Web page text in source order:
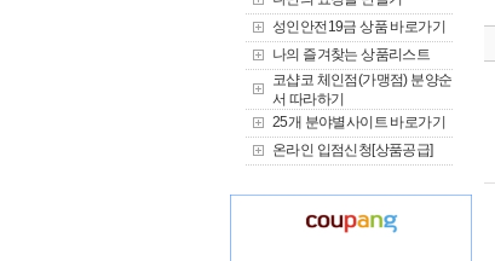
성인안전19금 상품 바로가기
나의 즐겨찾는 상품리스트
코샵코 체인점(가맹점) 분양순
서 따라하기
25개 분야별사이트 바로가기
온라인 입점신청[상품공급]